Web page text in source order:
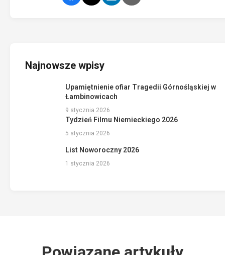
Najnowsze wpisy
Upamiętnienie ofiar Tragedii Górnośląskiej w
Łambinowicach
9 stycznia 2026
Tydzień Filmu Niemieckiego 2026
5 stycznia 2026
List Noworoczny 2026
1 stycznia 2026